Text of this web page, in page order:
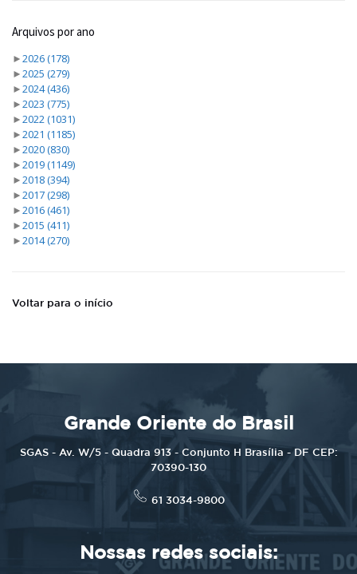
Arquivos por ano
►2026(178)
►2025 (279)
►2024(436)
►2023 (775)
►2022 (1031)
►2021 (1185)
►2020(830)
►2019(1149)
►2018(394)
►2017(298)
►2016(461)
►2015 (411)
►2014(270)
Voltar para o início
Grande Oriente do Brasil
SGAS - Av. W/5 - Quadra 913 - Conjunto H Brasília - DF CEP:
70390-130
61 3034-9800
Nossas redes sociais: